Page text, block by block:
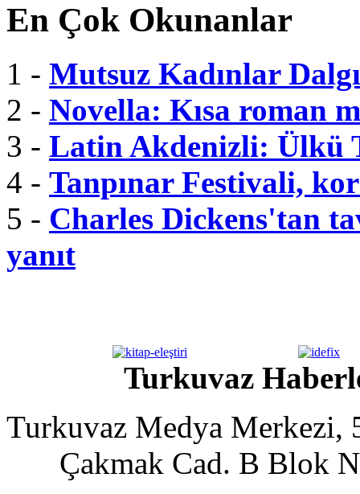
En Çok Okunanlar
1 - Mutsuz Kadınlar
2 - Novella: Kısa roman
3 - Latin Akdenizli: Ülkü
4 - Tanpınar Festivali,
5 - Charles Dickens'tan
yanıt
Turkuvaz
Turkuvaz Medya Merkezi,
Çakmak Cad. B Blok